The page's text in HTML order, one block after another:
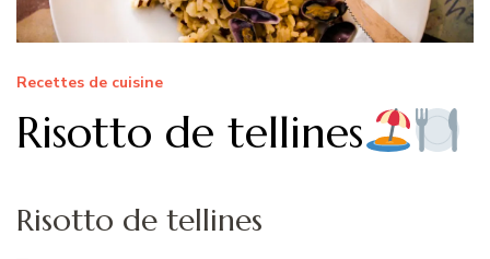
Recettes de cuisine
Risotto de tellines
Risotto de tellines